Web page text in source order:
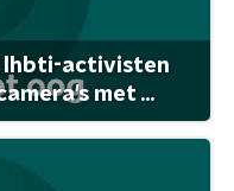
lhbti-activisten
met ...